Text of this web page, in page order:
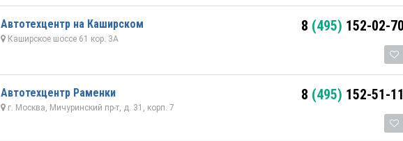
Автотехцентр на Каширском
Каширское шоссе 61 кор. 3А
8 (495) 152-02-70
Автотехцентр Раменки
г. Москва, Мичуринский пр-т, д. 31, корп. 7
8 (495) 152-51-11